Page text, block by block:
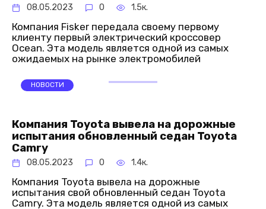
08.05.2023 0 1.5к.
Компания Fisker передала своему первому
клиенту первый электрический кроссовер
Ocean. Эта модель является одной из самых
ожидаемых на рынке электромобилей
НОВОСТИ
Компания Toyota вывела на дорожные
испытания обновленный седан Toyota
Camry
08.05.2023 0 1.4к.
Компания Toyota вывела на дорожные
испытания свой обновленный седан Toyota
Camry. Эта модель является одной из самых